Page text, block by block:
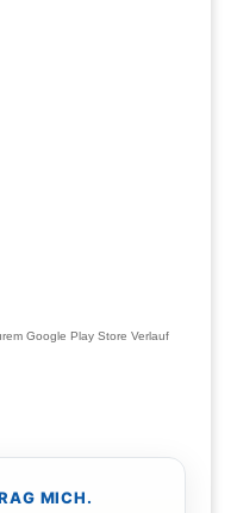
Google Play Store Verlauf
MICH.